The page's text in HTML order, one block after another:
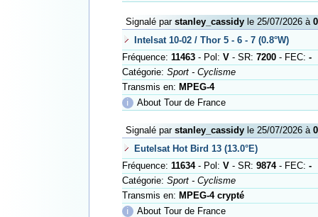
Signalé par stanley_cassidyle 25/07/2026 à
Intelsat 10-02 / Thor 5 - 6 - 7 (0.8°W)
Fréquence: 11463- Pol: V- SR: 7200- FEC: -
Catégorie: Sport - Cyclisme
Transmis en: MPEG-4
ℹ
About Tour de France
Signalé par stanley_cassidyle 25/07/2026 à
Eutelsat Hot Bird 13 (13.0°E)
Fréquence: 11634- Pol: V- SR: 9874- FEC: -
Catégorie: Sport - Cyclisme
Transmis en: MPEG-4 crypté
ℹ
About Tour de France